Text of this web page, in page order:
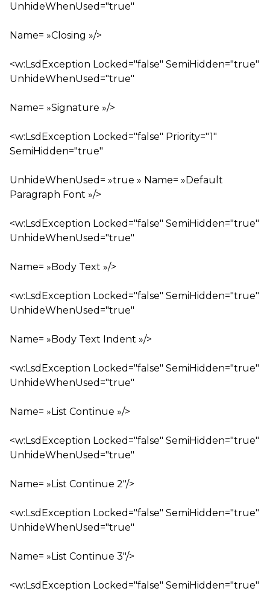
UnhideWhenUsed="true"
Name= »Closing »/>
<w:LsdException Locked="false" SemiHidden="true"
UnhideWhenUsed="true"
Name= »Signature »/>
<w:LsdException Locked="false" Priority="1"
SemiHidden="true"
UnhideWhenUsed= »true » Name= »Default
Paragraph Font »/>
<w:LsdException Locked="false" SemiHidden="true"
UnhideWhenUsed="true"
Name= »Body Text »/>
<w:LsdException Locked="false" SemiHidden="true"
UnhideWhenUsed="true"
Name= »Body Text Indent »/>
<w:LsdException Locked="false" SemiHidden="true"
UnhideWhenUsed="true"
Name= »List Continue »/>
<w:LsdException Locked="false" SemiHidden="true"
UnhideWhenUsed="true"
Name= »List Continue 2″/>
<w:LsdException Locked="false" SemiHidden="true"
UnhideWhenUsed="true"
Name= »List Continue 3″/>
<w:LsdException Locked="false" SemiHidden="true"